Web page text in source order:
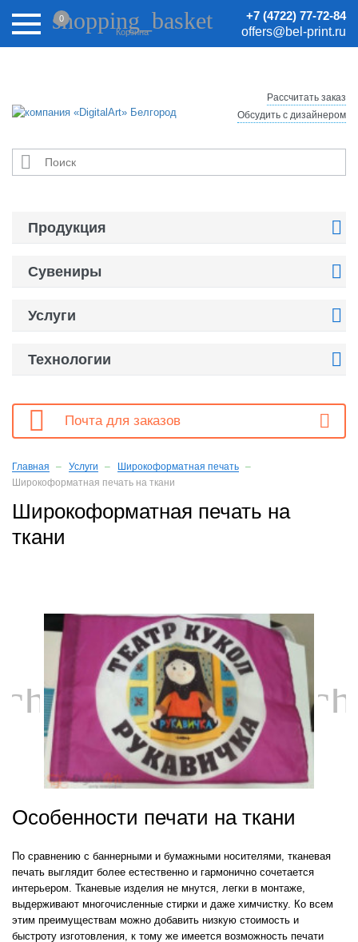
Внимание! Цены на сайте могут быть неактуальными.
Актуальные цены уточняйте у менеджеров.
+7 (4722) 77-72-84
offers@bel-print.ru
shopping_basket
Корзина
0

Рассчитать заказ
Обсудить с дизайнером
Продукция 
Сувениры 
Услуги 
Технологии 
 Почта для заказов
Главная Услуги
Широкоформатная печать
Широкоформатная печать на ткани
Широкоформатная печать на
ткани
chevron_left
Особенности печати на ткани
По сравнению с баннерными и бумажными носителями, тканевая
печать выглядит более естественно и гармонично сочетается
интерьером. Тканевые изделия не мнутся, легки в монтаже,
выдерживают многочисленные стирки и даже химчистку. Ко всем
этим преимуществам можно добавить низкую стоимость и
быстроту изготовления, к тому же имеется возможность печати